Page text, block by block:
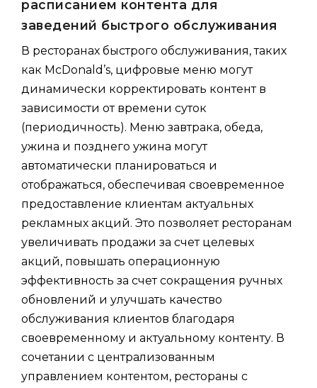
расписанием контента для
заведений быстрого обслуживания
В ресторанах быстрого обслуживания, таких
как McDonald’s, цифровые меню могут
динамически корректировать контент в
зависимости от времени суток
(периодичность). Меню завтрака, обеда,
ужина и позднего ужина могут
автоматически планироваться и
отображаться, обеспечивая своевременное
предоставление клиентам актуальных
рекламных акций. Это позволяет ресторанам
увеличивать продажи за счет целевых
акций, повышать операционную
эффективность за счет сокращения ручных
обновлений и улучшать качество
обслуживания клиентов благодаря
своевременному и актуальному контенту. В
сочетании с централизованным
управлением контентом, рестораны с